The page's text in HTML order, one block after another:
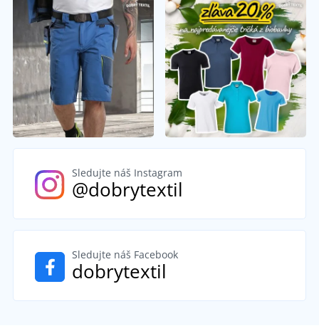
Sledujte náš Instagram
@dobrytextil
Sledujte náš Facebook
dobrytextil